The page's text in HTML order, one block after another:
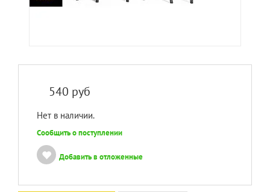
540 руб
Нет в наличии.
Сообщить о поступлении
Добавить в отложенные